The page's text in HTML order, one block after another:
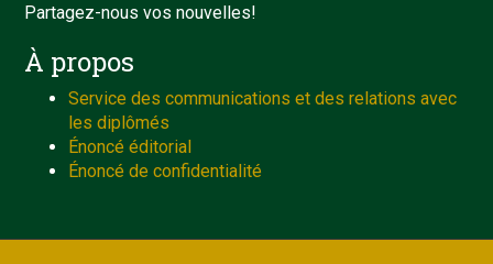
Partagez-nous vos nouvelles!
À propos
Service des communications et des relations avec
les diplômés
Énoncé éditorial
Énoncé de confidentialité